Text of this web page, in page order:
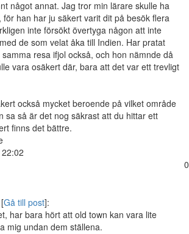
något annat. Jag tror min lärare skulle ha
för han har ju säkert varit dit på besök flera
inte försökt övertyga någon att inte
de som velat åka till Indien. Har pratat
resa ifjol också, och hon nämnde då
vara osäkert där, bara att det var ett trevligt
också mycket beroende på vilket område
sa så är det nog säkrast att du hittar ett
finns det bättre.
0
[Gå till post]:
har bara hört att old town kan vara lite
mig undan dem ställena.